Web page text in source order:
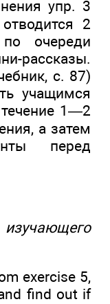
упр. 3
2
очереди
рассказы.
с. 87)
учащимся
1—2
а затем
перед
exercise 5,
find out if